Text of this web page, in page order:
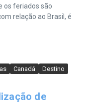
os feriados são
relação ao Brasil, é
Canadá
Destino
de